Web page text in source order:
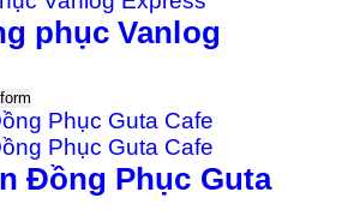
phục Vanlog
Đồng Phục Guta